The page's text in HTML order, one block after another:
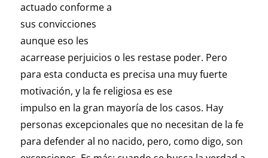
actuado conforme a
sus convicciones
aunque eso les
acarrease perjuicios o les restase poder. Pero
para esta conducta es precisa una muy fuerte
motivación, y la fe religiosa es ese
impulso en la gran mayoría de los casos. Hay
personas excepcionales que no necesitan de la fe
para defender al no nacido, pero, como digo, son